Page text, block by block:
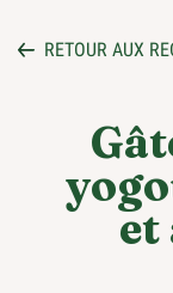
RETOUR AUX
et